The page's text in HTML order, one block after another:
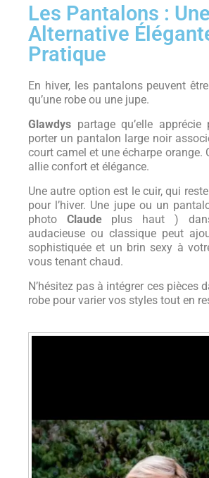
Les Pantalons : Une
Alternative
Pratique
En hiver, les pantalons peuvent
qu’une robe ou une jupe.
Glawdys partage qu’elle apprécie
porter un pantalon large noir
court camel et une écharpe orange.
allie confort et élégance.
Une autre option est le cuir, qui
pour l’hiver. Une jupe ou un
photo Claudeplus haut )
audacieuse ou classique peut
sophistiquée et un brin sexy à
vous tenant chaud.
N’hésitez pas à intégrer ces pièces
robe pour varier vos styles tout en